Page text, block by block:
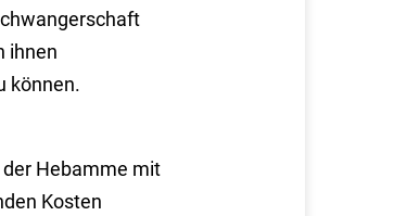
ihnen
können.
Hebamme mit
Kosten